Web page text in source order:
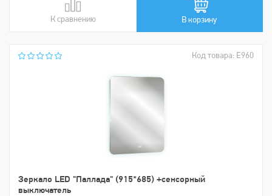
К сравнению
В сравнении В корзину
Код товара: Е960
Зеркало LED "Паллада" (915*685) +сенсорный
выключатель